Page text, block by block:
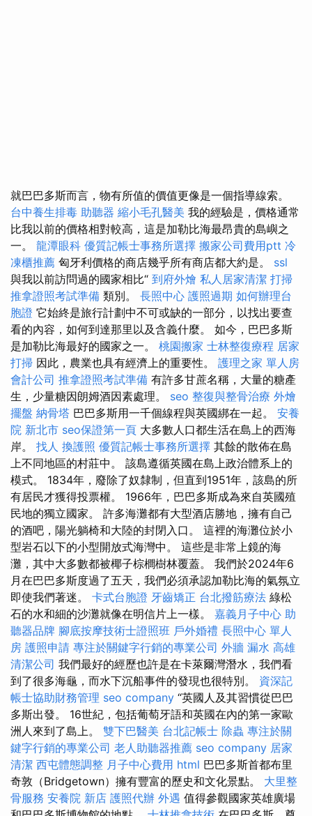
就巴巴多斯而言，物有所值的價值更像是一個指導線索。
台中養生排毒 助聽器 縮小毛孔醫美 我的經驗是，價格通常
比我以前的價格相對較高，這是加勒比海最昂貴的島嶼之
一。 龍潭眼科 優質記帳士事務所選擇 搬家公司費用ptt 冷
凍櫃推薦 匈牙利價格的商店幾乎所有商店都大約是。 ssl
與我以前訪問過的國家相比“ 到府外燴 私人居家清潔 打掃
推拿證照考試準備 類別。 長照中心 護照過期 如何辦理台
胞證 它始終是旅行計劃中不可或缺的一部分，以找出要查
看的內容，如何到達那里以及含義什麼。 如今，巴巴多斯
是加勒比海最好的國家之一。 桃園搬家 士林整復療程 居家
打掃 因此，農業也具有經濟上的重要性。 護理之家 單人房
會計公司 推拿證照考試準備 有許多甘蔗名稱，大量的糖產
生，少量糖因朗姆酒因素處理。 seo 整復與整骨治療 外燴
擺盤 納骨塔 巴巴多斯用一千個線程與英國綁在一起。 安養
院 新北市 seo保證第一頁 大多數人口都生活在島上的西海
岸。 找人 換護照 優質記帳士事務所選擇 其餘的散佈在島
上不同地區的村莊中。 該島遵循英國在島上政治體系上的
模式。 1834年，廢除了奴隸制，但直到1951年，該島的所
有居民才獲得投票權。 1966年，巴巴多斯成為來自英國殖
民地的獨立國家。 許多海灘都有大型酒店勝地，擁有自己
的酒吧，陽光躺椅和大陸的封閉入口。 這裡的海灘位於小
型岩石以下的小型開放式海灣中。 這些是非常上鏡的海
灘，其中大多數都被椰子棕櫚樹林覆蓋。 我們於2024年6
月在巴巴多斯度過了五天，我們必須承認加勒比海的氣氛立
即使我們著迷。 卡式台胞證 牙齒矯正 台北撥筋療法 綠松
石的水和細的沙灘就像在明信片上一樣。 嘉義月子中心 助
聽器品牌 腳底按摩技術士證照班 戶外婚禮 長照中心 單人
房 護照申請 專注於關鍵字行銷的專業公司 外牆 漏水 高雄
清潔公司 我們最好的經歷也許是在卡萊爾灣潛水，我們看
到了很多海龜，而水下沉船事件的發現也很特別。 資深記
帳士協助財務管理 seo company “英國人及其習慣從巴巴
多斯出發。 16世紀，包括葡萄牙語和英國在內的第一家歐
洲人來到了島上。 雙下巴醫美 台北記帳士 除蟲 專注於關
鍵字行銷的專業公司 老人助聽器推薦 seo company 居家
清潔 西屯體態調整 月子中心費用 html 巴巴多斯首都布里
奇敦（Bridgetown）擁有豐富的歷史和文化景點。 大里整
骨服務 安養院 新店 護照代辦 外遇 值得參觀國家英雄廣場